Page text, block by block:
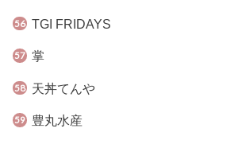
TGI FRIDAYS
掌
天丼てんや
豊丸水産